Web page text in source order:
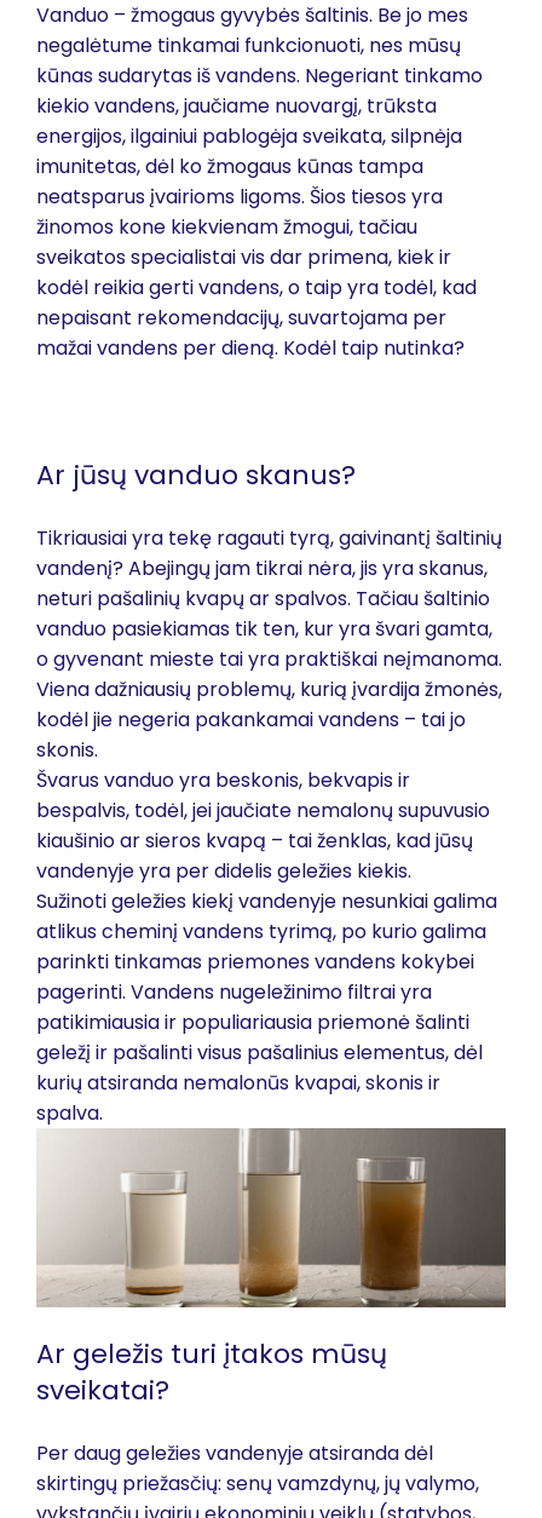
Vanduo – žmogaus gyvybės šaltinis. Be jo mes
negalėtume tinkamai funkcionuoti, nes mūsų
kūnas sudarytas iš vandens. Negeriant tinkamo
kiekio vandens, jaučiame nuovargį, trūksta
energijos, ilgainiui pablogėja sveikata, silpnėja
imunitetas, dėl ko žmogaus kūnas tampa
neatsparus įvairioms ligoms. Šios tiesos yra
žinomos kone kiekvienam žmogui, tačiau
sveikatos specialistai vis dar primena, kiek ir
kodėl reikia gerti vandens, o taip yra todėl, kad
nepaisant rekomendacijų, suvartojama per
mažai vandens per dieną. Kodėl taip nutinka?
Ar jūsų vanduo skanus?
Tikriausiai yra tekę ragauti tyrą, gaivinantį šaltinių
vandenį? Abejingų jam tikrai nėra, jis yra skanus,
neturi pašalinių kvapų ar spalvos. Tačiau šaltinio
vanduo pasiekiamas tik ten, kur yra švari gamta,
o gyvenant mieste tai yra praktiškai neįmanoma.
Viena dažniausių problemų, kurią įvardija žmonės,
kodėl jie negeria pakankamai vandens – tai jo
skonis.
Švarus vanduo yra beskonis, bekvapis ir
bespalvis, todėl, jei jaučiate nemalonų supuvusio
kiaušinio ar sieros kvapą – tai ženklas, kad jūsų
vandenyje yra per didelis geležies kiekis.
Sužinoti geležies kiekį vandenyje nesunkiai galima
atlikus cheminį vandens tyrimą, po kurio galima
parinkti tinkamas priemones vandens kokybei
pagerinti. Vandens nugeležinimo filtrai yra
patikimiausia ir populiariausia priemonė šalinti
geležį ir pašalinti visus pašalinius elementus, dėl
kurių atsiranda nemalonūs kvapai, skonis ir
spalva.
Ar geležis turi įtakos mūsų
sveikatai?
Per daug geležies vandenyje atsiranda dėl
skirtingų priežasčių: senų vamzdynų, jų valymo,